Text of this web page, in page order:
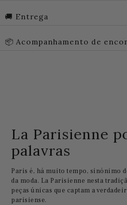
🚚 Entrega
📦 Acompanhamento de
La Parisienne
palavras
Paris é, há muito tempo, sinónimo
da moda. La Parisienne nesta
peças únicas que captam a
parisiense.